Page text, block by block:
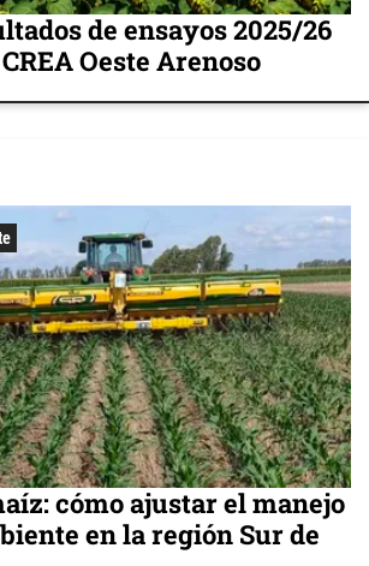
de ensayos 2025/26
Oeste Arenoso
cómo ajustar el manejo
en la región Sur de